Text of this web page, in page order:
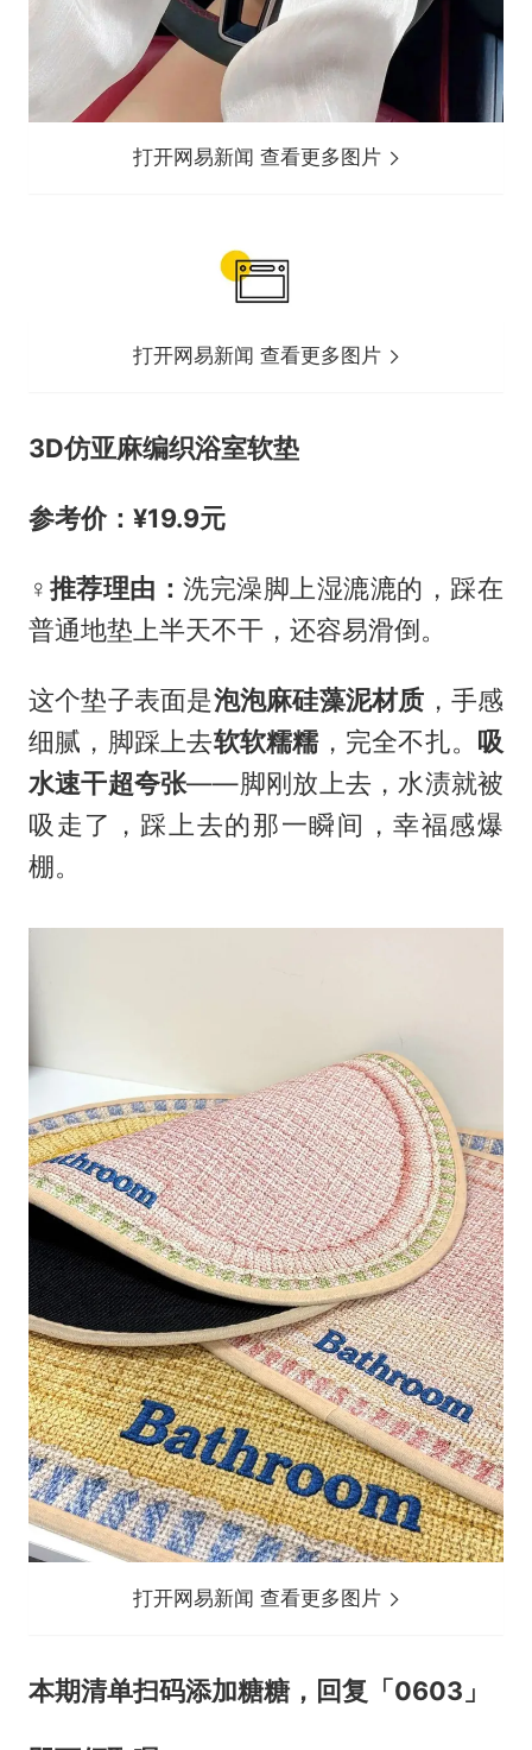
打开网易新闻 查看更多图片
打开网易新闻 查看更多图片
3D仿亚麻编织浴室软垫
参考价：¥19.9元
‍♀️推荐理由：洗完澡脚上湿漉漉的，踩在
普通地垫上半天不干，还容易滑倒。
这个垫子表面是泡泡麻硅藻泥材质 ，手感
细腻，脚踩上去软软糯糯，完全不扎。 吸
水速干超夸张——脚刚放上去，水渍就被
吸走了，踩上去的那一瞬间，幸福感爆
棚。
打开网易新闻 查看更多图片
本期清单扫码添加糖糖，回复「0603」